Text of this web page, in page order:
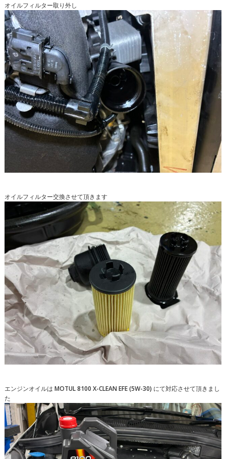
オイルフィルター取り外し
オイルフィルター交換させて頂きます
エンジンオイルは MOTUL 8100 X-CLEAN EFE (5W-30) にて対応させて頂きまし
た